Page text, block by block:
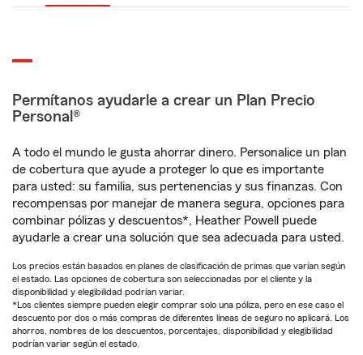
Permítanos ayudarle a crear un Plan Precio
Personal®
A todo el mundo le gusta ahorrar dinero. Personalice un plan
de cobertura que ayude a proteger lo que es importante
para usted: su familia, sus pertenencias y sus finanzas. Con
recompensas por manejar de manera segura, opciones para
combinar pólizas y descuentos*, Heather Powell puede
ayudarle a crear una solución que sea adecuada para usted.
Los precios están basados en planes de clasificación de primas que varían según
el estado. Las opciones de cobertura son seleccionadas por el cliente y la
disponibilidad y elegibilidad podrían variar.
*Los clientes siempre pueden elegir comprar solo una póliza, pero en ese caso el
descuento por dos o más compras de diferentes líneas de seguro no aplicará. Los
ahorros, nombres de los descuentos, porcentajes, disponibilidad y elegibilidad
podrían variar según el estado.